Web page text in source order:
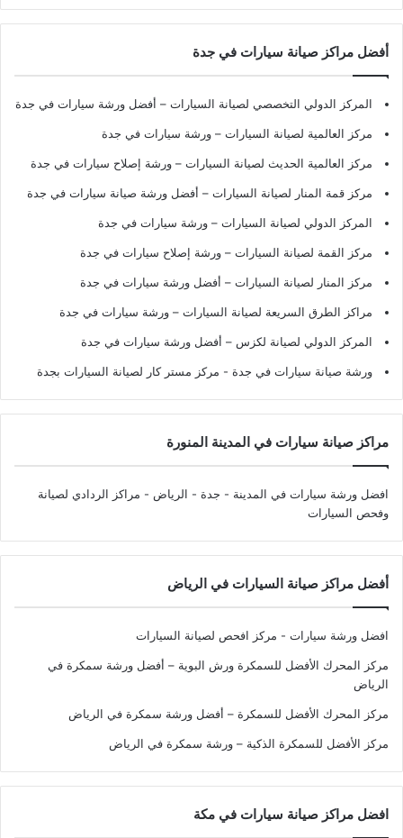
أفضل مراكز صيانة سيارات في جدة
المركز الدولي التخصصي لصيانة السيارات – أفضل ورشة سيارات في جدة
مركز العالمية لصيانة السيارات – ورشة سيارات في جدة
مركز العالمية الحديث لصيانة السيارات – ورشة إصلاح سيارات في جدة
مركز قمة المنار لصيانة السيارات – أفضل ورشة صيانة سيارات في جدة
المركز الدولي لصيانة السيارات – ورشة سيارات في جدة
مركز القمة لصيانة السيارات – ورشة إصلاح سيارات في جدة
مركز المنار لصيانة السيارات – أفضل ورشة سيارات في جدة
مراكز الطرق السريعة لصيانة السيارات – ورشة سيارات في جدة
المركز الدولي لصيانة لكزس – أفضل ورشة سيارات في جدة
ورشة صيانة سيارات في جدة - مركز مستر كار لصيانة السيارات بجدة
مراكز صيانة سيارات في المدينة المنورة
افضل ورشة سيارات في المدينة - جدة - الرياض - مراكز الردادي لصيانة
وفحص السيارات
أفضل مراكز صيانة السيارات في الرياض
افضل ورشة سيارات - مركز افحص لصيانة السيارات
مركز المحرك الأفضل للسمكرة ورش البوية – أفضل ورشة سمكرة في
الرياض
مركز المحرك الأفضل للسمكرة – أفضل ورشة سمكرة في الرياض
مركز الأفضل للسمكرة الذكية – ورشة سمكرة في الرياض
افضل مراكز صيانة سيارات في مكة